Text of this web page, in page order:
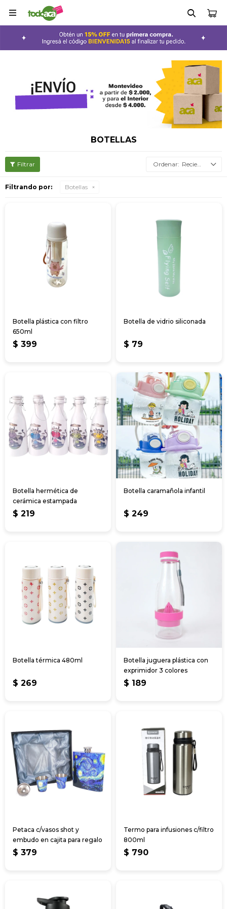

BOTELLAS
Recientes
Filtrando por: Botellas
Botella plástica con filtro
650ml
$ 399
Botella de vidrio siliconada
$ 79
Botella hermética de
cerámica estampada
$ 219
Botella caramañola infantil
$ 249
Botella térmica 480ml
$ 269
Botella juguera plástica con
exprimidor 3 colores
$ 189
Petaca c/vasos shot y
embudo en cajita para regalo
$ 379
Termo para infusiones c/filtro
800ml
$ 790